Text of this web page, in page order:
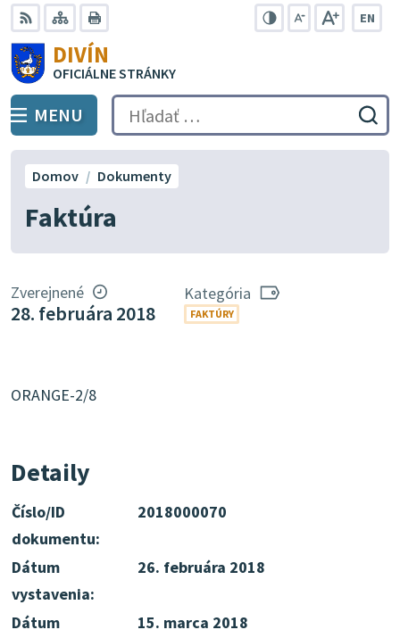
Preskočiť
na
obsah
RSS Mapa
EN
DIVÍN
OFICIÁLNE STRÁNKY
PREPNÚŤ
MENU Hľadať:
Faktúra
Domov Dokumenty
Zverejnené
28. februára 2018
Kategória
FAKTÚRY
ORANGE-2/8
Detaily
Číslo/ID
dokumentu:
2018000070
Dátum
vystavenia:
26. februára 2018
Dátum
15. marca 2018